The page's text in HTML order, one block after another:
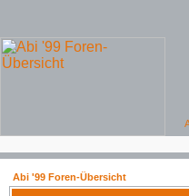
Abi '99 Foren-Übersicht